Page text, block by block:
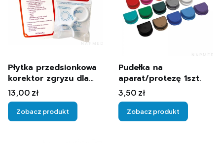
Płytka przedsionkowa
korektor zgryzu dla
dzieci 1szt.
Cena
13,00 zł
Zobacz produkt
Pudełka na
aparat/protezę 1szt.
Cena
3,50 zł
Zobacz produkt